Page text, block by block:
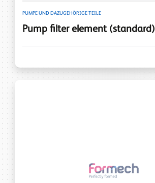
PUMPE UND DAZUGEHÖRIGE TEILE
Pump filter element (standard)